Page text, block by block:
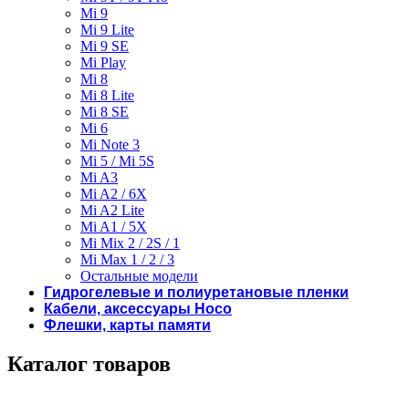
Mi 9
Mi 9 Lite
Mi 9 SE
Mi Play
Mi 8
Mi 8 Lite
Mi 8 SE
Mi 6
Mi Note 3
Mi 5 / Mi 5S
Mi A3
Mi A2 / 6X
Mi A2 Lite
Mi A1 / 5X
Mi Mix 2 / 2S / 1
Mi Max 1 / 2 / 3
Остальные модели
Гидрогелевые и полиуретановые пленки
Кабели, аксессуары Hoco
Флешки, карты памяти
Каталог товаров